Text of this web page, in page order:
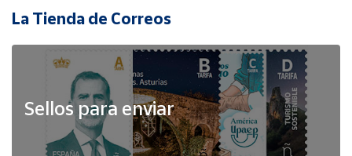
La Tienda de Correos
Sellos para enviar